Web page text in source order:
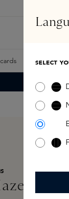
Samples
Eau
SELECT